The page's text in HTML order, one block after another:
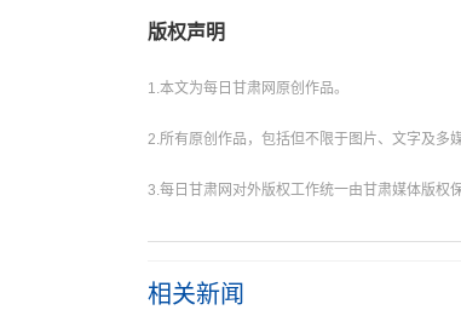
版权声明
1.本文为每日甘肃网原创作品。
2.所有原创作品，包括但不限于图片、文字及多
3.每日甘肃网对外版权工作统一由甘肃媒体版权
相关新闻